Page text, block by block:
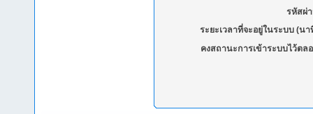
รหัสผ่
ระยะเวลาที่จะอยู่ในระบบ (นา
คงสถานะการเข้าระบบไว้ตล